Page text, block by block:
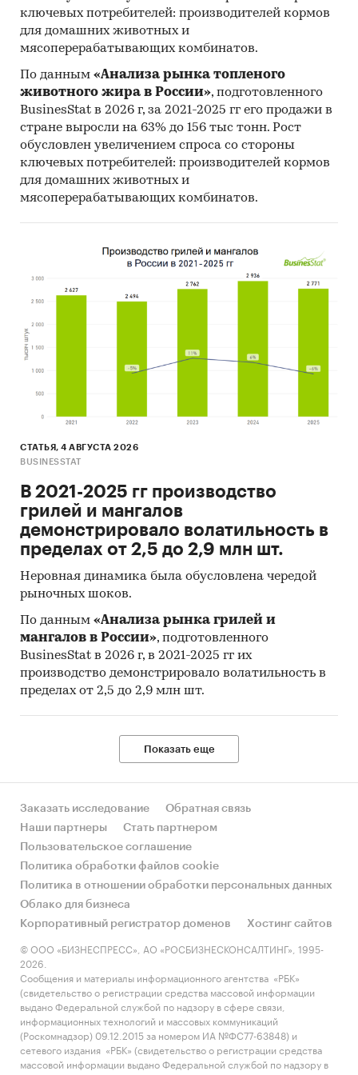
Беларусь.
- Большую часть продукции российских
экспортеров покупает Китай (более 58%),
крупнейший покупатель - AL PLUS GLOBAL
DMCC
Данные игроков ВЭД:
Также в исследовании представлена
информация об участниках ВЭД с объемами
поставок:
- Рейтинг крупнейших российских импортеров
и зарубежных поставщиков
зарубежных покупателей
Единицы измерения:
Количественные показатели в отчете
рассчитаны в тоннах, стоимостные - в
долларах и рублях
География исследования:
РФ, федеральные округа и регионы РФ, страны
мира
Источник исследования — Tebiz Group.
металлургия / Алюминий
Россия
ключевых потребителей: производителей кормов
для домашних животных и
мясоперерабатывающих комбинатов.
По данным «Анализа рынка топленого
животного жира в России», подготовленного
BusinesStat в 2026 г, за 2021-2025 гг его продажи в
стране выросли на 63% до 156 тыс тонн. Рост
обусловлен увеличением спроса со стороны
ключевых потребителей: производителей кормов
для домашних животных и
мясоперерабатывающих комбинатов.
СТАТЬЯ, 4 АВГУСТА 2026
BUSINESSTAT
В 2021-2025 гг производство
грилей и мангалов
демонстрировало волатильность в
пределах от 2,5 до 2,9 млн шт.
Неровная динамика была обусловлена чередой
рыночных шоков.
По данным «Анализа рынка грилей и
мангалов в России», подготовленного
BusinesStat в 2026 г, в 2021-2025 гг их
производство демонстрировало волатильность в
пределах от 2,5 до 2,9 млн шт.
Показать еще
Заказать исследование
Обратная связь
Наши партнеры
Стать партнером
Пользовательское соглашение
Политика обработки файлов cookie
Политика в отношении обработки персональных данных
Облако для бизнеса
Корпоративный регистратор доменов
Хостинг сайтов
© ООО «БИЗНЕСПРЕСС», АО «РОСБИЗНЕСКОНСАЛТИНГ», 1995-
2026.
Сообщения и материалы информационного агентства «РБК»
(свидетельство о регистрации средства массовой информации
выдано Федеральной службой по надзору в сфере связи,
информационных технологий и массовых коммуникаций
(Роскомнадзор) 09.12.2015 за номером ИА №ФС77-63848) и
сетевого издания «РБК» (свидетельство о регистрации средства
массовой информации выдано Федеральной службой по надзору в